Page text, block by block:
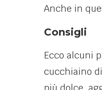
Anche in
Consigli
Ecco alcuni
cucchiaino